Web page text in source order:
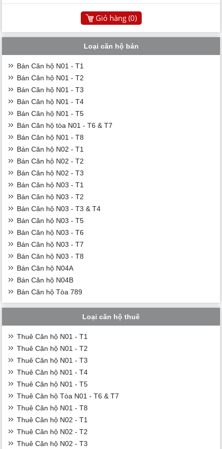
Giỏ hàng (0)
Loại căn hộ bán
Bán Căn hộ N01 - T1
Bán Căn hộ N01 - T2
Bán Căn hộ N01 - T3
Bán Căn hộ N01 - T4
Bán Căn hộ N01 - T5
Bán Căn hộ tòa N01 - T6 & T7
Bán Căn hộ N01 - T8
Bán Căn hộ N02 - T1
Bán Căn hộ N02 - T2
Bán Căn hộ N02 - T3
Bán Căn hộ N03 - T1
Bán Căn hộ N03 - T2
Bán Căn hộ N03 - T3 & T4
Bán Căn hộ N03 - T5
Bán Căn hộ N03 - T6
Bán Căn hộ N03 - T7
Bán Căn hộ N03 - T8
Bán Căn hộ N04A
Bán Căn hộ N04B
Bán Căn hộ Tòa 789
Loại căn hộ thuê
Thuê Căn hộ N01 - T1
Thuê Căn hộ N01 - T2
Thuê Căn hộ N01 - T3
Thuê Căn hộ N01 - T4
Thuê Căn hộ N01 - T5
Thuê Căn hộ Tòa N01 - T6 & T7
Thuê Căn hộ N01 - T8
Thuê Căn hộ N02 - T1
Thuê Căn hộ N02 - T2
Thuê Căn hộ N02 - T3